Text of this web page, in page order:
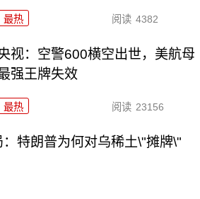
最热 阅读 4382
视：空警600横空出世，美航母
强王牌失效
最热 阅读 23156
特朗普为何对乌稀土\"摊牌\"